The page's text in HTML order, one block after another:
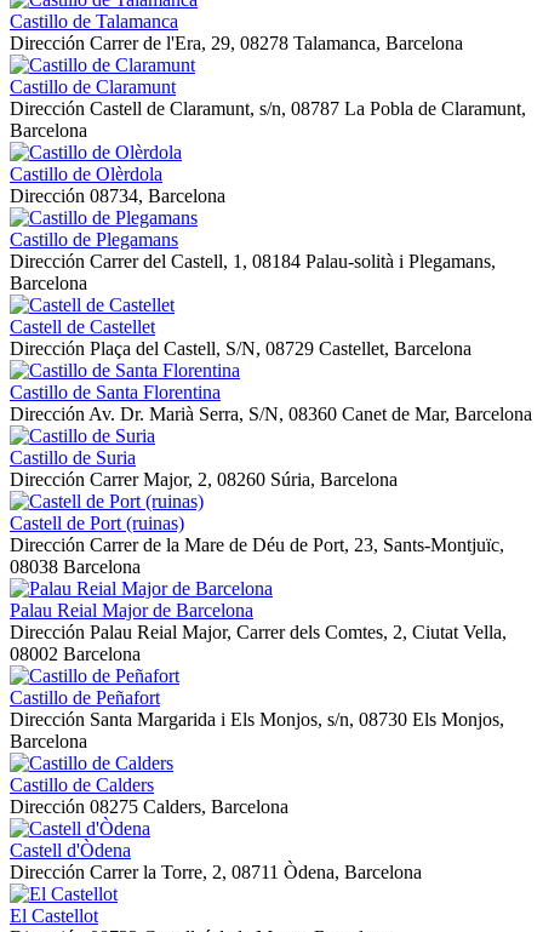
Castillo de Talamanca
Dirección Carrer de l'Era, 29, 08278 Talamanca, Barcelona
Castillo de Claramunt
Dirección Castell de Claramunt, s/n, 08787 La Pobla de Claramunt,
Barcelona
Castillo de Olèrdola
Dirección 08734, Barcelona
Castillo de Plegamans
Dirección Carrer del Castell, 1, 08184 Palau-solità i Plegamans,
Barcelona
Castell de Castellet
Dirección Plaça del Castell, S/N, 08729 Castellet, Barcelona
Castillo de Santa Florentina
Dirección Av. Dr. Marià Serra, S/N, 08360 Canet de Mar, Barcelona
Castillo de Suria
Dirección Carrer Major, 2, 08260 Súria, Barcelona
Castell de Port (ruinas)
Dirección Carrer de la Mare de Déu de Port, 23, Sants-Montjuïc,
08038 Barcelona
Palau Reial Major de Barcelona
Dirección Palau Reial Major, Carrer dels Comtes, 2, Ciutat Vella,
08002 Barcelona
Castillo de Peñafort
Dirección Santa Margarida i Els Monjos, s/n, 08730 Els Monjos,
Barcelona
Castillo de Calders
Dirección 08275 Calders, Barcelona
Castell d'Òdena
Dirección Carrer la Torre, 2, 08711 Òdena, Barcelona
El Castellot